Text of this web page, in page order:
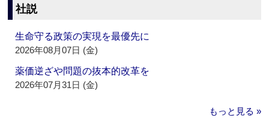
社説
生命守る政策の実現を最優先に
2026年08月07日 (金)
薬価逆ざや問題の抜本的改革を
2026年07月31日 (金)
もっと見る »